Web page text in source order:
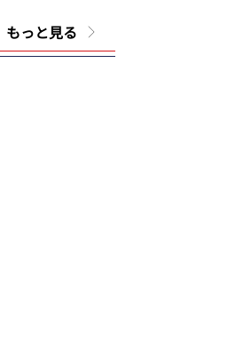
もっと見る